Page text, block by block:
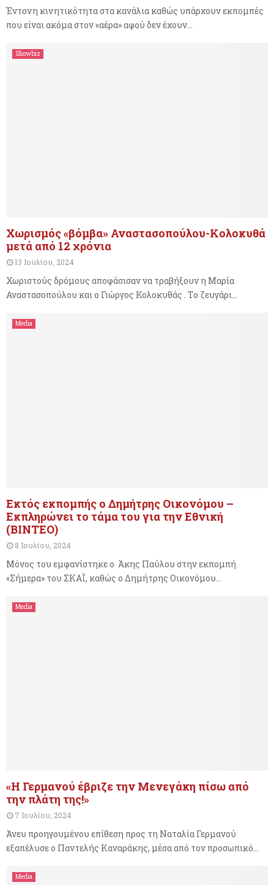
Έντονη κινητικότητα στα κανάλια καθώς υπάρχουν εκπομπές
που είναι ακόμα στον «αέρα» αφού δεν έχουν...
Showbiz
Χωρισμός «βόμβα» Αναστασοπούλου-Κολοκυθά
μετά από 12 χρόνια
13 Ιουλίου, 2024
Χωριστούς δρόμους αποφάσισαν να τραβήξουν η Μαρία
Αναστασοπούλου και ο Γιώργος Κολοκυθάς . Το ζευγάρι...
Media
Εκτός εκπομπής ο Δημήτρης Οικονόμου –
Εκπληρώνει το τάμα του για την Εθνική
(ΒΙΝΤΕΟ)
8 Ιουλίου, 2024
Μόνος του εμφανίστηκε ο Άκης Παύλου στην εκπομπή
«Σήμερα» του ΣΚΑΪ, καθώς ο Δημήτρης Οικονόμου...
Media
«Η Γερμανού έβριζε την Μενεγάκη πίσω από
την πλάτη της!»
7 Ιουλίου, 2024
Άνευ προηγουμένου επίθεση προς τη Ναταλία Γερμανού
εξαπέλυσε ο Παντελής Καναράκης, μέσα από τον προσωπικό...
Media